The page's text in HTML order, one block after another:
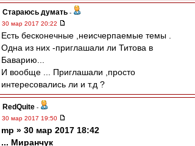
Стараюсь думать -
30 мар 2017 20:22
Есть бесконечные ,неисчерпаемые темы .
Одна из них -приглашали ли Титова в
Баварию...
И вообще ... Приглашали ,просто
интересовались ли и т.д ?
RedQuite -
30 мар 2017 19:50
mp » 30 мар 2017 18:42
... Миранчук